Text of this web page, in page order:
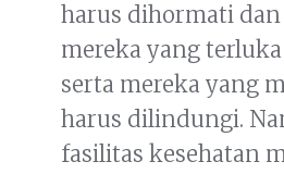
harus dihormati
mereka yang
serta mereka yang
harus dilindungi.
fasilitas kesehatan